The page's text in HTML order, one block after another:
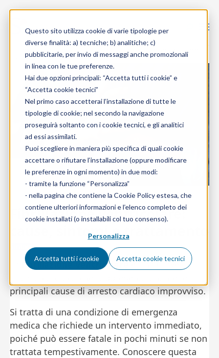
Questo sito utilizza cookie di varie tipologie per
diverse finalità: a) tecniche; b) analitiche; c)
pubblicitarie, per invio di messaggi anche promozionali
in linea con le tue preferenze.
Hai due opzioni principali: “Accetta tutti i cookie” e
“Accetta cookie tecnici”
Nel primo caso accetterai l’installazione di tutte le
tipologie di cookie; nel secondo la navigazione
proseguirà soltanto con i cookie tecnici, e gli analitici
ad essi assimilati.
Puoi scegliere in maniera più specifica di quali cookie
accettare o rifiutare l’installazione (oppure modificare
le preferenze in ogni momento) in due modi:
- tramite la funzione “Personalizza”
- nella pagina che contiene la Cookie Policy estesa, che
contiene ulteriori informazioni e l’elenco completo dei
cookie installati (o installabili col tuo consenso).
Personalizza
Accetta tutti i cookie Accetta cookie tecnici
» Enciclopedia » Sintomi
Fibrillazione ventricolare:
cause, sintomi e trattamento
Fibrillazione ventricolare:
cause, sintomi e trattamento
Sintomi
fibrillazione ventricolareè una grave
principali cause di arresto cardiaco improvviso.
Si tratta di una condizione di emergenza
medica che richiede un intervento immediato,
poiché può essere fatale in pochi minuti se non
trattata tempestivamente. Conoscere questa